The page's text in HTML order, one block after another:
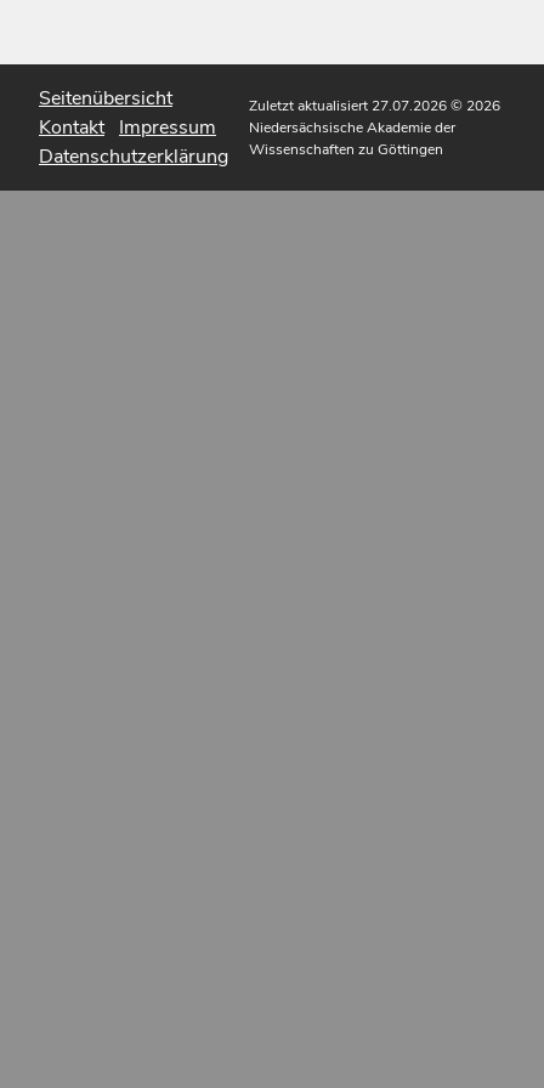
Seitenübersicht
Kontakt Impressum
Datenschutzerklärung
Zuletzt aktualisiert 27.07.2026© 2026
Niedersächsische Akademie der
Wissenschaften zu Göttingen